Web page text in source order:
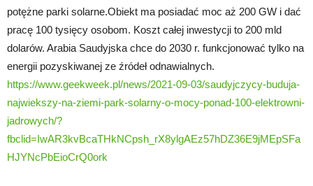
potężne parki solarne.Obiekt ma posiadać moc aż 200 GW i dać
pracę 100 tysięcy osobom. Koszt całej inwestycji to 200 mld
dolarów. Arabia Saudyjska chce do 2030 r. funkcjonować tylko na
energii pozyskiwanej ze źródeł odnawialnych.
https://www.geekweek.pl/news/2021-09-03/saudyjczycy-buduja-
najwiekszy-na-ziemi-park-solarny-o-mocy-ponad-100-elektrowni-
jadrowych/?
fbclid=IwAR3kvBcaTHkNCpsh_rX8ylgAEz57hDZ36E9jMEpSFa
HJYNcPbEioCrQ0ork